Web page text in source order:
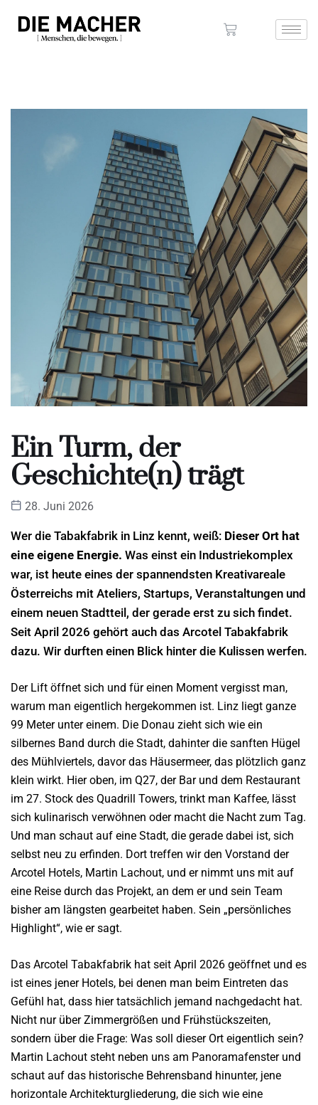
Ein Turm, der
Geschichte(n) trägt
28. Juni 2026
Wer die Tabakfabrik in Linz kennt, weiß: Dieser Ort hat
eine eigene Energie. Was einst ein Industriekomplex
war, ist heute eines der spannendsten Kreativareale
Österreichs mit Ateliers, Startups, Veranstaltungen und
einem neuen Stadtteil, der gerade erst zu sich findet.
Seit April 2026 gehört auch das Arcotel Tabakfabrik
dazu. Wir durften einen Blick hinter die Kulissen werfen.
Der Lift öffnet sich und für einen Moment vergisst man,
warum man eigentlich hergekommen ist. Linz liegt ganze
99 Meter unter einem. Die Donau zieht sich wie ein
silbernes Band durch die Stadt, dahinter die sanften Hügel
des Mühlviertels, davor das Häusermeer, das plötzlich ganz
klein wirkt. Hier oben, im Q27, der Bar und dem Restaurant
im 27. Stock des Quadrill Towers, trinkt man Kaffee, lässt
sich kulinarisch verwöhnen oder macht die Nacht zum Tag.
Und man schaut auf eine Stadt, die gerade dabei ist, sich
selbst neu zu erfinden. Dort treffen wir den Vorstand der
Arcotel Hotels, Martin Lachout, und er nimmt uns mit auf
eine Reise durch das Projekt, an dem er und sein Team
bisher am längsten gearbeitet haben. Sein „persönliches
Highlight“, wie er sagt.
Das Arcotel Tabakfabrik hat seit April 2026 geöffnet und es
ist eines jener Hotels, bei denen man beim Eintreten das
Gefühl hat, dass hier tatsächlich jemand nachgedacht hat.
Nicht nur über Zimmergrößen und Frühstückszeiten,
sondern über die Frage: Was soll dieser Ort eigentlich sein?
Martin Lachout steht neben uns am Panoramafenster und
schaut auf das historische Behrensband hinunter, jene
horizontale Architekturgliederung, die sich wie eine